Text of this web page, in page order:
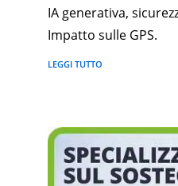
IA generativa,
Impatto sulle GPS.
LEGGI TUTTO